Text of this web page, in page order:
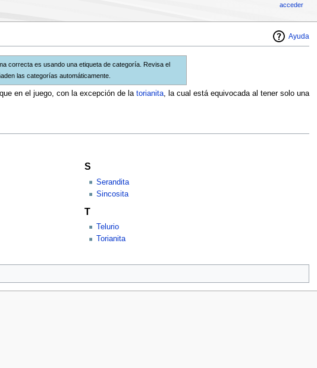
Ayuda
correcta es usando una etiqueta de categoría. Revisa el
las categorías automáticamente.
en el juego, con la excepción de la torianita, la cual está equivocada al tener solo una
S
Serandita
Sincosita
T
Telurio
Torianita
acceder